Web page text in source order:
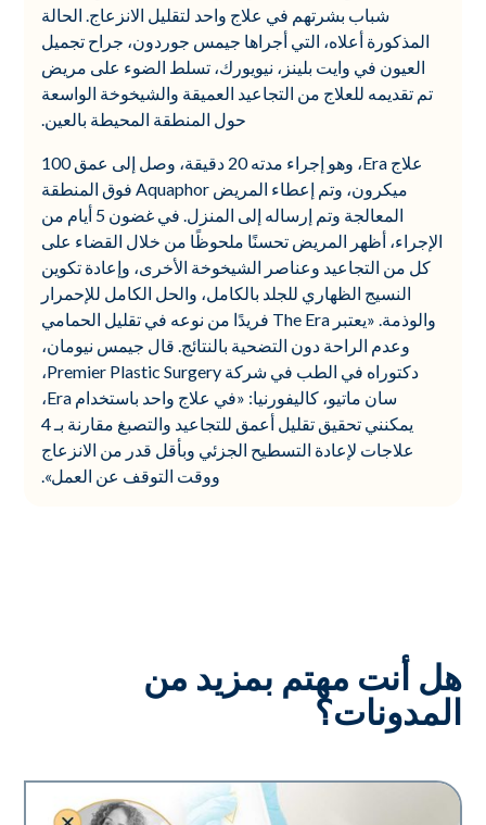
شباب بشرتهم في علاج واحد لتقليل الانزعاج. الحالة
المذكورة أعلاه، التي أجراها جيمس جوردون، جراح تجميل
العيون في وايت بلينز، نيويورك، تسلط الضوء على مريض
تم تقديمه للعلاج من التجاعيد العميقة والشيخوخة الواسعة
حول المنطقة المحيطة بالعين.
علاج Era، وهو إجراء مدته 20 دقيقة، وصل إلى عمق 100
ميكرون، وتم إعطاء المريض Aquaphor فوق المنطقة
المعالجة وتم إرساله إلى المنزل. في غضون 5 أيام من
الإجراء، أظهر المريض تحسنًا ملحوظًا من خلال القضاء على
كل من التجاعيد وعناصر الشيخوخة الأخرى، وإعادة تكوين
النسيج الظهاري للجلد بالكامل، والحل الكامل للإحمرار
والوذمة. «يعتبر The Era فريدًا من نوعه في تقليل الحمامي
وعدم الراحة دون التضحية بالنتائج. قال جيمس نيومان،
دكتوراه في الطب في شركة Premier Plastic Surgery،
سان ماتيو، كاليفورنيا: «في علاج واحد باستخدام Era،
يمكنني تحقيق تقليل أعمق للتجاعيد والتصبغ مقارنة بـ 4
علاجات لإعادة التسطيح الجزئي وبأقل قدر من الانزعاج
ووقت التوقف عن العمل».
هل أنت مهتم بمزيد من
المدونات؟